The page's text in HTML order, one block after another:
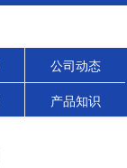
公司动态
产品知识